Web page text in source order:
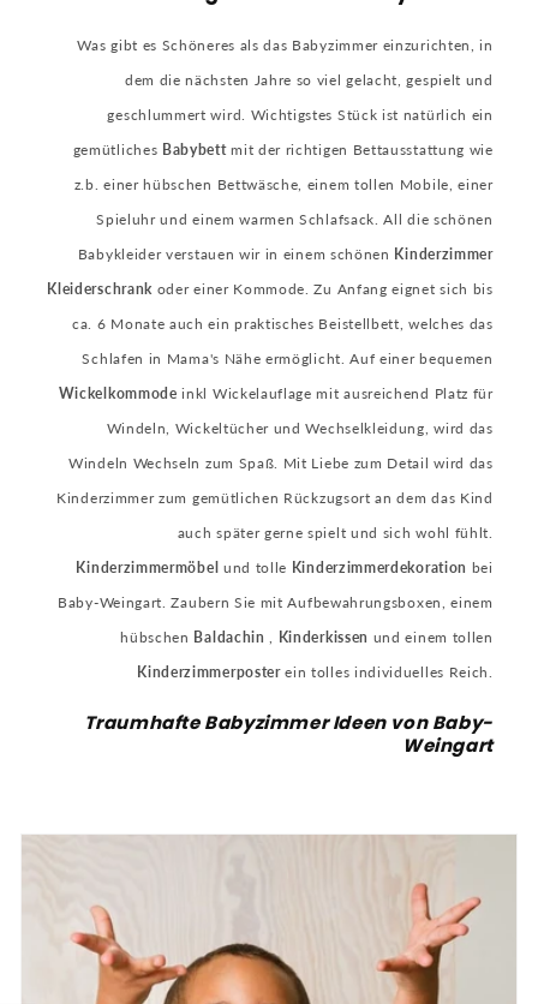
Was gibt es Schöneres als das Babyzimmer einzurichten, in
dem die nächsten Jahre so viel gelacht, gespielt und
geschlummert wird. Wichtigstes Stück ist natürlich ein
gemütliches Babybettmit der richtigen Bettausstattung wie
z.b. einer hübschen Bettwäsche, einem tollen Mobile, einer
Spieluhr und einem warmen Schlafsack. All die schönen
Babykleider verstauen wir in einem schönen Kinderzimmer
Kleiderschrank oder einer Kommode. Zu Anfang eignet sich bis
ca. 6 Monate auch ein praktisches Beistellbett, welches das
Schlafen in Mama's Nähe ermöglicht. Auf einer bequemen
Wickelkommode inkl Wickelauflage mit ausreichend Platz für
Windeln, Wickeltücher und Wechselkleidung, wird das
Windeln Wechseln zum Spaß. Mit Liebe zum Detail wird das
Kinderzimmer zum gemütlichen Rückzugsort an dem das Kind
auch später gerne spielt und sich wohl fühlt.
Kinderzimmermöbel und tolle Kinderzimmerdekoration bei
Baby-Weingart. Zaubern Sie mit Aufbewahrungsboxen, einem
hübschen Baldachin , Kinderkissen und einem tollen
Kinderzimmerposterein tolles individuelles Reich.
Traumhafte Babyzimmer Ideen von Baby-
Weingart